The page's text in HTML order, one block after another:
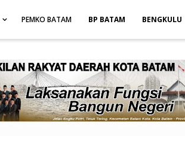
PEMKO BATAM BP BATAM BENGKULU